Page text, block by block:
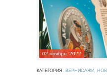
02 ноября, 2022
КАТЕГОРИЯ: ВЕРНИСАЖИ,